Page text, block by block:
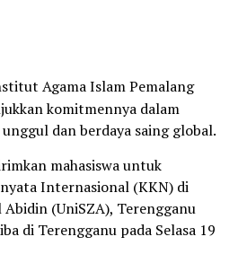
Agama Islam Pemalang
komitmennya dalam
dan berdaya saing global.
mahasiswa untuk
Internasional (KKN) di
(UniSZA), Terengganu
di Terengganu pada Selasa 19